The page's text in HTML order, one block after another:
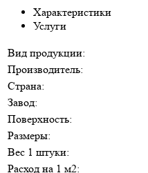
Характеристики
Услуги
Вид продукции:
Производитель:
Страна:
Завод:
Поверхность:
Размеры:
Вес 1 штуки:
Расход на 1 м2: